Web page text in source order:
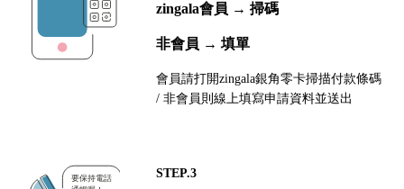
zingala會員 → 掃碼
非會員 → 填單
會員請打開zingala銀角零卡掃描付款條碼
/ 非會員則線上填寫申請資料並送出
STEP.3